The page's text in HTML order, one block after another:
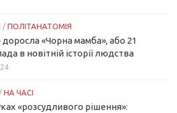
/ ПОЛІТАНАТОМІЯ
доросла «Чорна мамба», або 21
в новітній історії людства
/ НА ЧАСІ
«розсудливого рішення»: